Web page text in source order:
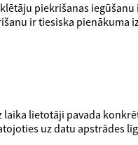
piekrišanas iegūšanu
ir tiesiska pienākuma
lietotāji pavada
uz datu apstrādes